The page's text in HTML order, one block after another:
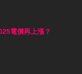
電價再上漲？